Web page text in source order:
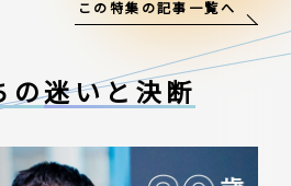
この特集の記事一覧へ
の迷いと決断